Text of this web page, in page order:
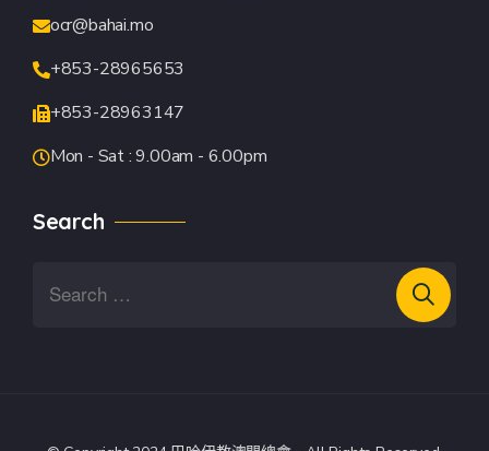
ocr@bahai.mo
+853-28965653
+853-28963147
Mon - Sat : 9.00am - 6.00pm
Search